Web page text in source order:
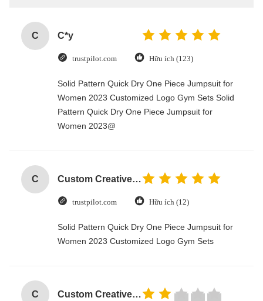
C C*y
trustpilot.com Hữu ích (123)
Solid Pattern Quick Dry One Piece Jumpsuit for
Women 2023 Customized Logo Gym Sets Solid
Pattern Quick Dry One Piece Jumpsuit for
Women 2023@
C Custom Creative Goodie Christmas Kraft Paper Gift Bag with Your Own Logo for Xmas Decorative Party
trustpilot.com Hữu ích (12)
Solid Pattern Quick Dry One Piece Jumpsuit for
Women 2023 Customized Logo Gym Sets
C Custom Creative Goodie Christmas Kraft Paper Gift Bag with Your Own Logo for Xmas Decorative Party